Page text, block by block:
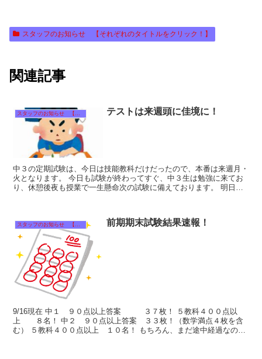
スタッフのお知らせ 【それぞれのタイトルをクリック！】
関連記事
テストは来週頭に佳境に！
中３の定期試験は、今日は技能教科だけだったので、本番は来週月・
火となります。 今日も試験が終わってすぐ、中３生は勉強に来てお
り、休憩後夜も授業で一生懸命次の試験に備えております。 明日・
スタッフのお知らせ 【それぞれのタイトルをクリック！】 前期期末試験結果速報！
9/16現在 中１ ９０点以上答案 ３７枚！ ５教科４００点以
上 ８名！ 中２ ９０点以上答案 ３３枚！（数学満点４枚を含
む） ５教科４００点以上 １０名！ もちろん、まだ途中経過なの